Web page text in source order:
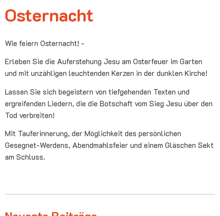
Osternacht
Wie feiern Osternacht! -
Erleben Sie die Auferstehung Jesu am Osterfeuer im Garten
und mit unzähligen leuchtenden Kerzen in der dunklen Kirche!
Lassen Sie sich begeistern von tiefgehenden Texten und
ergreifenden Liedern, die die Botschaft vom Sieg Jesu über den
Tod verbreiten!
Mit Tauferinnerung, der Möglichkeit des persönlichen
Gesegnet-Werdens, Abendmahlsfeier und einem Gläschen Sekt
am Schluss.